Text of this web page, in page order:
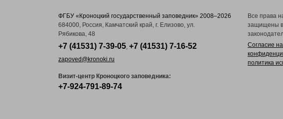
ФГБУ «Кроноцкий государственный заповедник» 2008–2026
684000, Россия, Камчатский край, г. Елизово, ул.
Рябикова, 48
+7 (41531) 7-39-05, +7 (41531) 7-16-52
zapoved@kronoki.ru
Визит-центр Кроноцкого заповедника:
+7-924-791-89-74
Все права
защищены в
Согласие
политика